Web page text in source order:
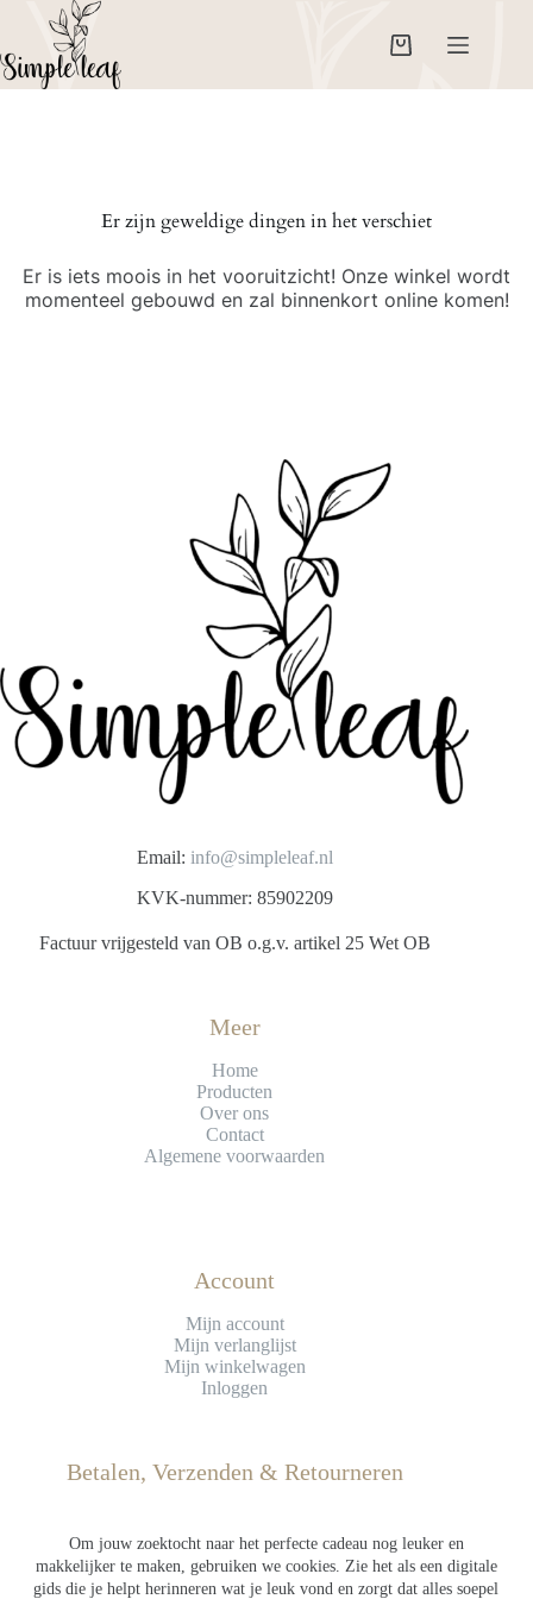
de
inhoud
Om jouw zoektocht naar het perfecte cadeau nog leuker en
makkelijker te maken, gebruiken we cookies. Zie het als een digitale
gids die je helpt herinneren wat je leuk vond en zorgt dat alles soepel
Winkelwagen
Er zijn geweldige dingen in het verschiet
Er is iets moois in het vooruitzicht! Onze winkel wordt
momenteel gebouwd en zal binnenkort online komen!
Email: info@simpleleaf.nl
KVK-nummer: 85902209
Factuur vrijgesteld van OB o.g.v. artikel 25 Wet OB
Meer
Home
Producten
Over ons
Contact
Algemene voorwaarden
Account
Mijn account
Mijn verlanglijst
Mijn winkelwagen
Inloggen
Betalen, Verzenden & Retourneren
Verzending
Retourneren